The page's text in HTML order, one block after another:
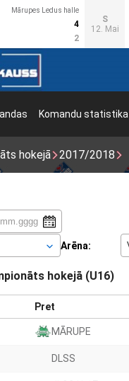
Mārupes Ledus halle
4
2
S
12. Mai
Komandu statistika
hokejā 2017/2018
Arēna:
hokejā (U16)
Pret
MĀRUPE
DLSS